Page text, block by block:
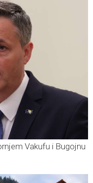
Vakufu i Bugojnu